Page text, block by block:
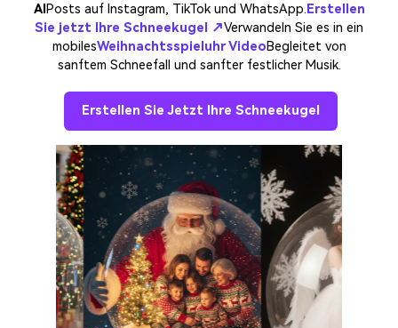
AI Posts auf Instagram, TikTok und WhatsApp. Erstellen
Sie jetzt Ihre Schneekugel ↗Verwandeln Sie es in ein
mobilesWeihnachtsspieluhr VideoBegleitet von
sanftem Schneefall und sanfter festlicher Musik.
Erstellen Sie Jetzt Ihre Schneekugel